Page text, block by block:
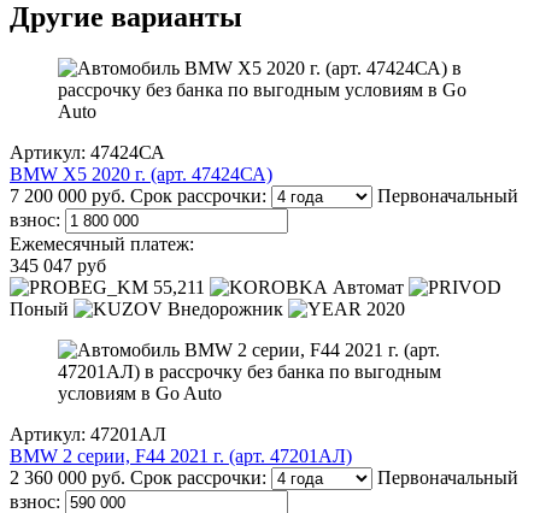
Другие варианты
Артикул: 47424СА
BMW X5 2020 г. (арт. 47424СА)
7 200 000 руб. Срок рассрочки:
Первоначальный
взнос:
Ежемесячный платеж:
345 047 руб
55,211
Автомат
Поный
Внедорожник 2020
Артикул: 47201АЛ
BMW 2 серии, F44 2021 г. (арт. 47201АЛ)
2 360 000 руб. Срок рассрочки:
Первоначальный
взнос: